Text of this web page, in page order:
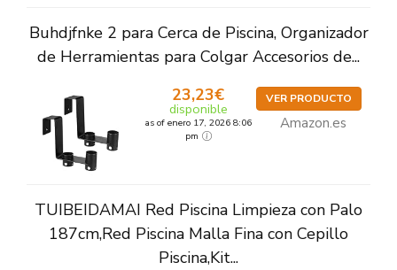
Buhdjfnke 2 para Cerca de Piscina, Organizador
de Herramientas para Colgar Accesorios de...
23,23€
disponible
as of enero 17, 2026 8:06
pm
VER PRODUCTO
Amazon.es
TUIBEIDAMAI Red Piscina Limpieza con Palo
187cm,Red Piscina Malla Fina con Cepillo
Piscina,Kit...